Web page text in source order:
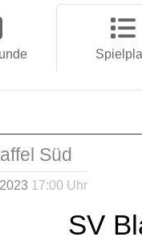
Süd
17:00 Uhr
SV